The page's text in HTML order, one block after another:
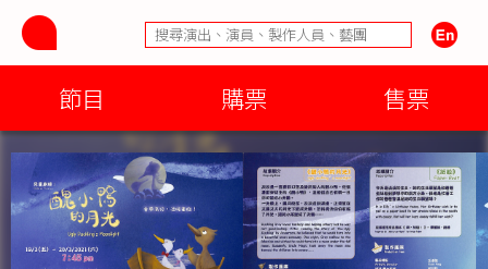
節目 購票 售票